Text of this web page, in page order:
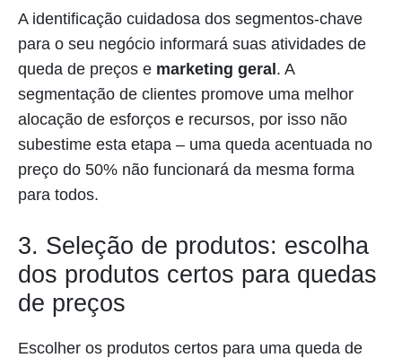
A identificação cuidadosa dos segmentos-chave
para o seu negócio informará suas atividades de
queda de preços e marketing geral. A
segmentação de clientes promove uma melhor
alocação de esforços e recursos, por isso não
subestime esta etapa – uma queda acentuada no
preço do 50% não funcionará da mesma forma
para todos.
3. Seleção de produtos: escolha
dos produtos certos para quedas
de preços
Escolher os produtos certos para uma queda de